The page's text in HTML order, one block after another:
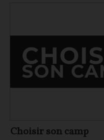
Choisir son camp